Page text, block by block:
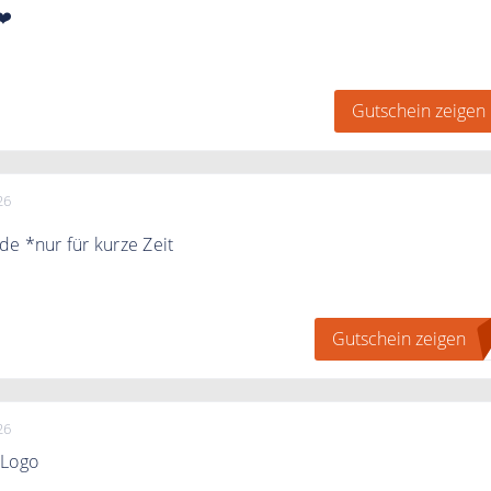
Gutschein zeigen
*nur für kurze Zeit
Gutschein zeigen